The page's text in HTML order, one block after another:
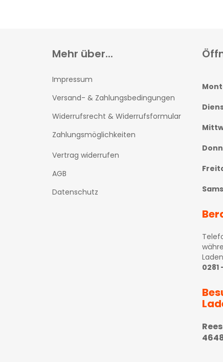
Mehr über...
Impressum
Versand- & Zahlungsbedingungen
Widerrufsrecht & Widerrufsformular
Zahlungsmöglichkeiten
Vertrag widerrufen
AGB
Datenschutz
0281